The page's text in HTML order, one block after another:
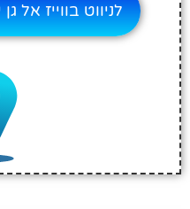
לניווט בווייז אל